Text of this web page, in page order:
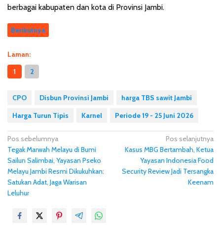
berbagai kabupaten dan kota di Provinsi Jambi.
Berikutnya
Laman:
1
2
CPO Disbun Provinsi Jambi
harga TBS sawit Jambi
Harga Turun Tipis
Karnel Periode 19 - 25 Juni 2026
N
a
v
i
g
Pos sebelumnya
Tegak Marwah Melayu di Bumi
Sailun Salimbai, Yayasan Pseko
Melayu Jambi Resmi Dikukuhkan:
Satukan Adat, Jaga Warisan
Leluhur
Pos selanjutnya
Kasus MBG Bertambah, Ketua
Yayasan Indonesia Food
Security Review Jadi Tersangka
Keenam